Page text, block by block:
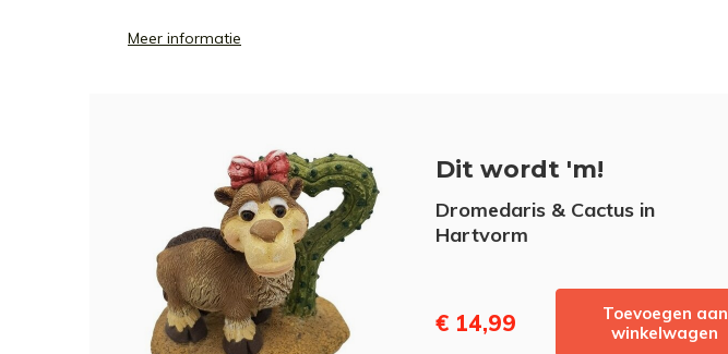
Meer informatie
Dit wordt 'm!
Dromedaris & Cactus in
Hartvorm
€ 14,99
Toevoegen aan
winkelwagen